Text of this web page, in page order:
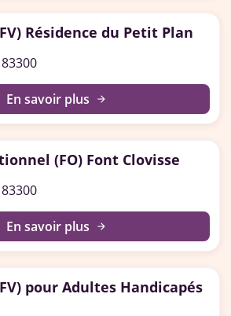
Résidence du Petit Plan
En savoir plus arrow_forward
(FO) Font Clovisse
En savoir plus arrow_forward
pour Adultes Handicapés